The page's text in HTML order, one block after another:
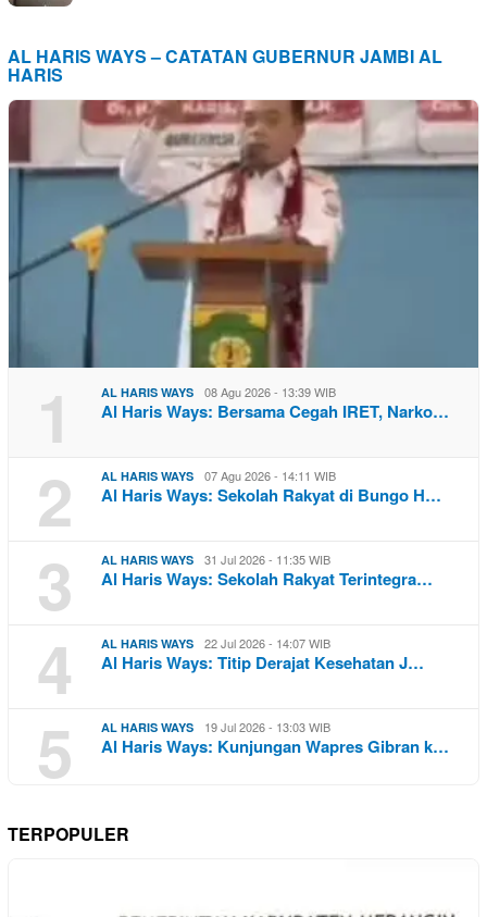
AL HARIS WAYS – CATATAN GUBERNUR JAMBI AL
HARIS
1 AL HARIS WAYS 08 Agu 2026 - 13:39 WIB
Al Haris Ways: Bersama Cegah IRET, Narko…
2 AL HARIS WAYS 07 Agu 2026 - 14:11 WIB
Al Haris Ways: Sekolah Rakyat di Bungo H…
3 AL HARIS WAYS 31 Jul 2026 - 11:35 WIB
Al Haris Ways: Sekolah Rakyat Terintegra…
4 AL HARIS WAYS 22 Jul 2026 - 14:07 WIB
Al Haris Ways: Titip Derajat Kesehatan J…
5 AL HARIS WAYS 19 Jul 2026 - 13:03 WIB
Al Haris Ways: Kunjungan Wapres Gibran k…
TERPOPULER